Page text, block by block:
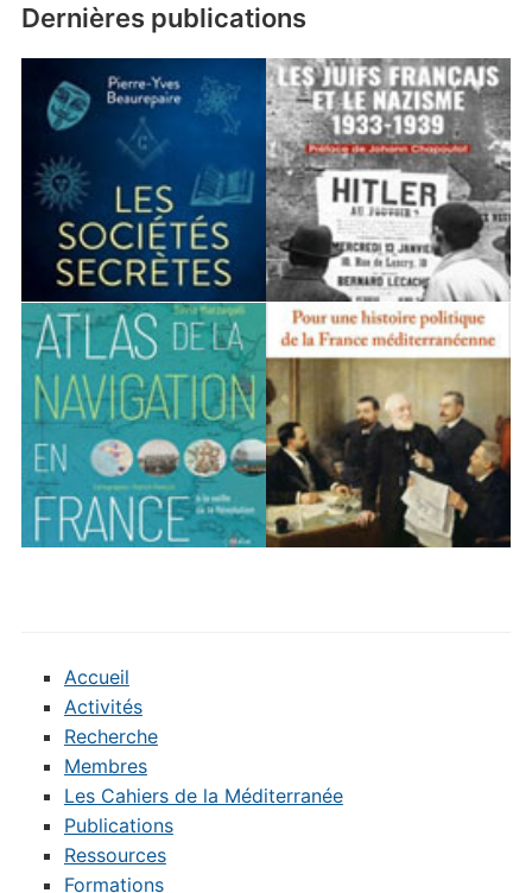
Dernières publications
Accueil
Activités
Recherche
Membres
Les Cahiers de la Méditerranée
Publications
Ressources
Formations